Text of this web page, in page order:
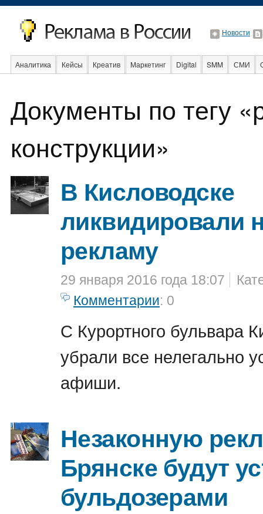
Новости
Аналитика Кейсы Креатив Маркетинг Digital SMM СМИ
Документы по тегу
конструкции»
В Кисловодске
ликвидировали
рекламу
29 января 2016 года 18:07
Комментарии: 0
С Курортного бульвара
убрали все нелегально
афиши.
Незаконную
Брянске будут
бульдозерами